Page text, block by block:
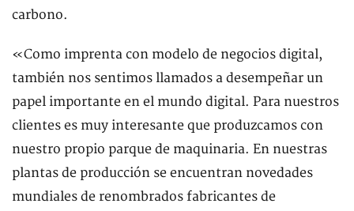
carbono.
«Como imprenta con modelo de negocios digital,
también nos sentimos llamados a desempeñar un
papel importante en el mundo digital. Para nuestros
clientes es muy interesante que produzcamos con
nuestro propio parque de maquinaria. En nuestras
plantas de producción se encuentran novedades
mundiales de renombrados fabricantes de